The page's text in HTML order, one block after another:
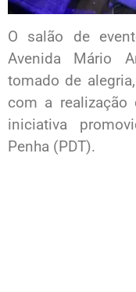
O salão de
Avenida Mário
tomado de
com a realização
iniciativa
Penha (PDT).